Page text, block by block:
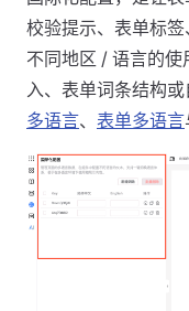
校验提示、表单标
不同地区 / 语言的
入、表单词条结构
多语言、 表单多语言